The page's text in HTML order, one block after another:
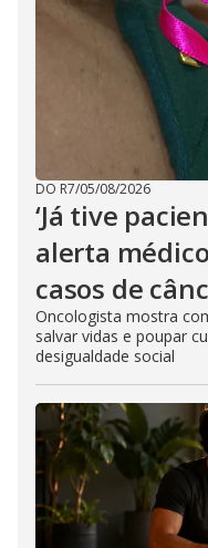
DO R7/05/08/2026
‘Já tive
alerta
casos de
Oncologista mostra
salvar vidas e poupar
desigualdade social